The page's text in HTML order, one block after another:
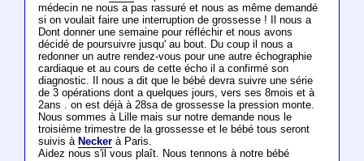
médecin ne nous a pas rassuré et nous as même demandé
si on voulait faire une interruption de grossesse ! Il nous a
Dont donner une semaine pour réfléchir et nous avons
décidé de poursuivre jusqu' au bout. Du coup il nous a
redonner un autre rendez-vous pour une autre échographie
cardiaque et au cours de cette écho il a confirmé son
diagnostic. Il nous a dit que le bébé devra suivre une série
de 3 opérations dont a quelques jours, vers ses 8mois et à
2ans . on est déjà à 28sa de grossesse la pression monte.
Nous sommes à Lille mais sur notre demande nous le
troisième trimestre de la grossesse et le bébé tous seront
suivis à Neckerà Paris.
Aidez nous s'il vous plaît. Nous tennons à notre bébé